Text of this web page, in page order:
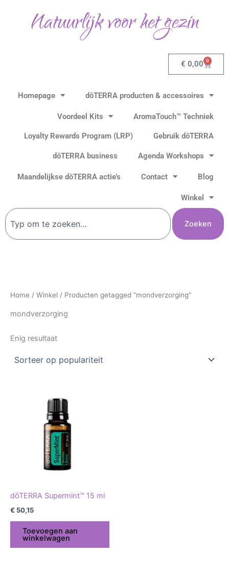
Natuurlijk voor het gezin
€ 0,00 0
Homepage dōTERRA producten & accessoires
Voordeel Kits AromaTouch™ Techniek
Loyalty Rewards Program (LRP) Gebruik dōTERRA
dōTERRA business Agenda Workshops
Maandelijkse dōTERRA actie’s Contact Blog
Winkel
Zoeken
Zoeken
Home / Winkel / Producten getagged “mondverzorging”
mondverzorging
Enig resultaat
dōTERRA Supermint™ 15 ml
€ 50,15
Toevoegen aan
winkelwagen